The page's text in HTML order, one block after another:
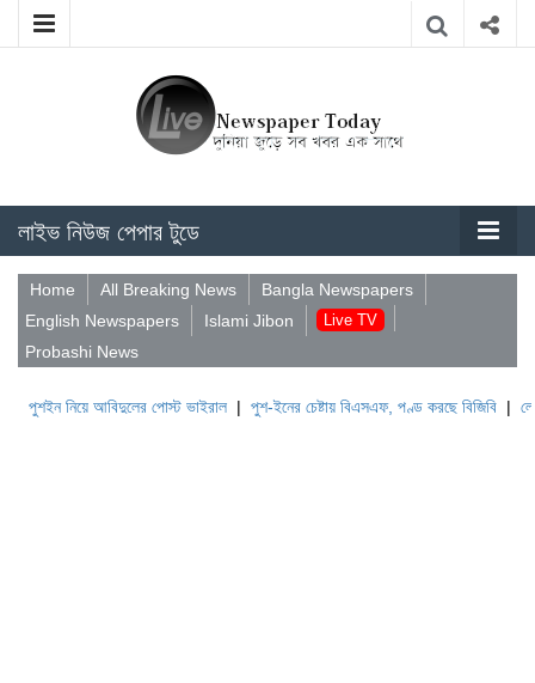
লাইভ নিউজ পেপার টুডে
Home All Breaking News
Bangla Newspapers
English Newspapers
Islami Jibon Live TV
Probashi News
আবিদুলের পোস্ট ভাইরাল|পুশ-ইনের চেষ্টায় বিএসএফ, পণ্ড করছে বিজিবি|লেবাননের